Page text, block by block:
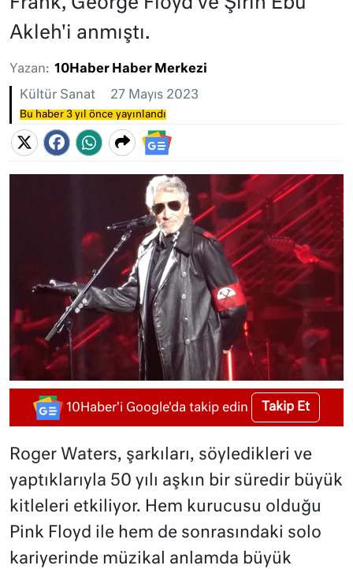
Akleh'i anmıştı.
Yazan: 10Haber Haber Merkezi
Kültür Sanat 27 Mayıs 2023
Bu haber 3 yıl önce yayınlandı
10Haber'i Google'da takip edin Takip Et
Roger Waters, şarkıları, söyledikleri ve
yaptıklarıyla 50 yılı aşkın bir süredir büyük
kitleleri etkiliyor. Hem kurucusu olduğu
Pink Floyd ile hem de sonrasındaki solo
kariyerinde müzikal anlamda büyük